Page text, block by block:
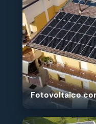
Fotovoltaico